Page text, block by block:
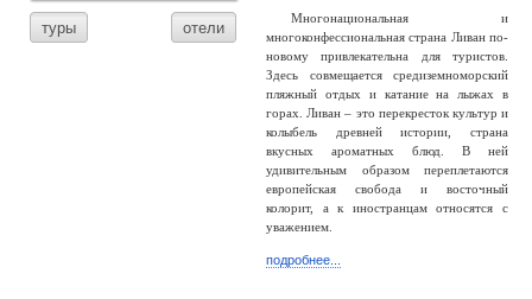
туры отели
Многонациональная и
многоконфессиональная страна Ливан по-
новому привлекательна для туристов.
Здесь совмещается средиземноморский
пляжный отдых и катание на лыжах в
горах. Ливан – это перекресток культур и
колыбель древней истории, страна
вкусных ароматных блюд. В ней
удивительным образом переплетаются
европейская свобода и восточный
колорит, а к иностранцам относятся с
уважением.
подробнее...